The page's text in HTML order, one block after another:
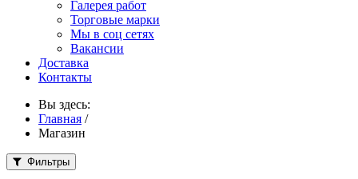
Галерея работ
Торговые марки
Мы в соц сетях
Вакансии
Доставка
Контакты
Вы здесь:
Главная /
Магазин
Фильтры